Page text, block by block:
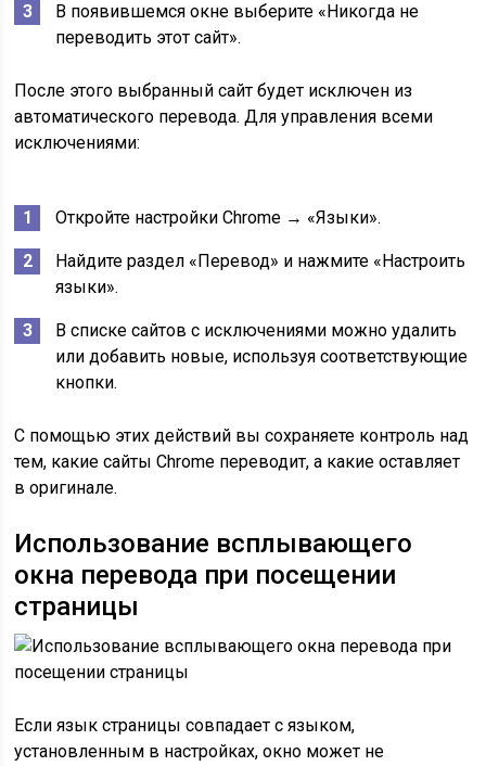
В появившемся окне выберите «Никогда не
переводить этот сайт».
После этого выбранный сайт будет исключен из
автоматического перевода. Для управления всеми
исключениями:
Откройте настройки Chrome → «Языки».
Найдите раздел «Перевод» и нажмите «Настроить
языки».
В списке сайтов с исключениями можно удалить
или добавить новые, используя соответствующие
кнопки.
С помощью этих действий вы сохраняете контроль над
тем, какие сайты Chrome переводит, а какие оставляет
в оригинале.
Использование всплывающего
окна перевода при посещении
страницы
Если язык страницы совпадает с языком,
установленным в настройках, окно может не